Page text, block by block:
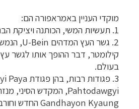
מוקדי העניין באמראפורה הם:
1. תעשיות המשי, הכותנה ויציקת
2. גשר העץ המדהים U-Bein
,
קילומטר, דבר ההופך אותו לגשר
בעולם.
3. פגודות רבות, בהן פגודת Paya
Pahtodawgyi
, המקדש הסיני,
Gandhayon Kyaungהחדש